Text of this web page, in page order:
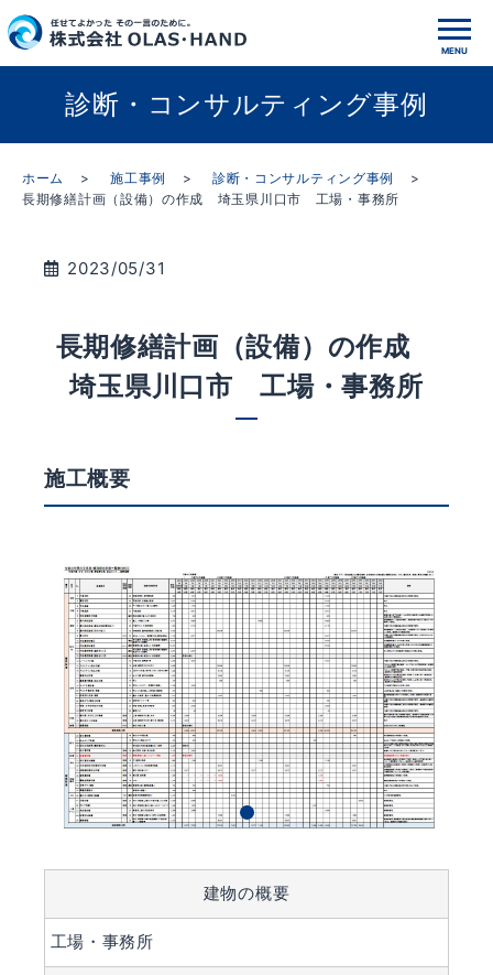
診断・コンサルティング事例
ホーム 施工事例
診断・コンサルティング事例
長期修繕計画（設備）の作成 埼玉県川口市 工場・事務所
2023/05/31
長期修繕計画（設備）の作成
埼玉県川口市 工場・事務所
施工概要
建物の概要
工場・事務所